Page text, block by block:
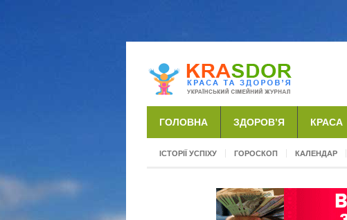
ГОЛОВНА ЗДОРОВ’Я КРАСА
ІСТОРІЇ УСПІХУ ГОРОСКОП КАЛЕНДАР